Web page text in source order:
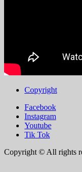
Copyright
Facebook
Instagram
Youtube
Tik Tok
Copyright © All rights